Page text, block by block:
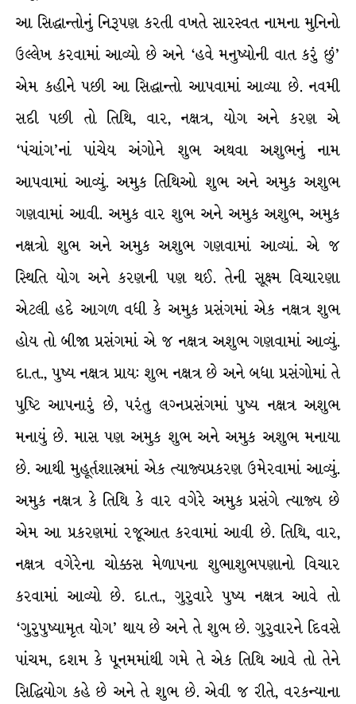
આ સિદ્ધાન્તોનું નિરૂપણ કરતી વખતે સારસ્વત નામના મુનિનો
ઉલ્લેખ કરવામાં આવ્યો છે અને ‘હવે મનુષ્યોની વાત કરું છું’
એમ કહીને પછી આ સિદ્ધાન્તો આપવામાં આવ્યા છે. નવમી
સદી પછી તો તિથિ, વાર, નક્ષત્ર, યોગ અને કરણ એ
‘પંચાંગ’નાં પાંચેય અંગોને શુભ અથવા અશુભનું નામ
આપવામાં આવ્યું. અમુક તિથિઓ શુભ અને અમુક અશુભ
ગણવામાં આવી. અમુક વાર શુભ અને અમુક અશુભ, અમુક
નક્ષત્રો શુભ અને અમુક અશુભ ગણવામાં આવ્યાં. એ જ
સ્થિતિ યોગ અને કરણની પણ થઈ. તેની સૂક્ષ્મ વિચારણા
એટલી હદે આગળ વધી કે અમુક પ્રસંગમાં એક નક્ષત્ર શુભ
હોય તો બીજા પ્રસંગમાં એ જ નક્ષત્ર અશુભ ગણવામાં આવ્યું.
દા.ત., પુષ્ય નક્ષત્ર પ્રાય: શુભ નક્ષત્ર છે અને બધા પ્રસંગોમાં તે
પુષ્ટિ આપનારું છે, પરંતુ લગ્નપ્રસંગમાં પુષ્ય નક્ષત્ર અશુભ
મનાયું છે. માસ પણ અમુક શુભ અને અમુક અશુભ મનાયા
છે. આથી મુહૂર્તશાસ્ત્રમાં એક ત્યાજ્યપ્રકરણ ઉમેરવામાં આવ્યું.
અમુક નક્ષત્ર કે તિથિ કે વાર વગેરે અમુક પ્રસંગે ત્યાજ્ય છે
એમ આ પ્રકરણમાં રજૂઆત કરવામાં આવી છે. તિથિ, વાર,
નક્ષત્ર વગેરેના ચોક્કસ મેળાપના શુભાશુભપણાનો વિચાર
કરવામાં આવ્યો છે. દા.ત., ગુરુવારે પુષ્ય નક્ષત્ર આવે તો
‘ગુરુપુષ્યામૃત યોગ’ થાય છે અને તે શુભ છે. ગુરુવારને દિવસે
પાંચમ, દશમ કે પૂનમમાંથી ગમે તે એક તિથિ આવે તો તેને
સિદ્ધિયોગ કહે છે અને તે શુભ છે. એવી જ રીતે, વરકન્યાના